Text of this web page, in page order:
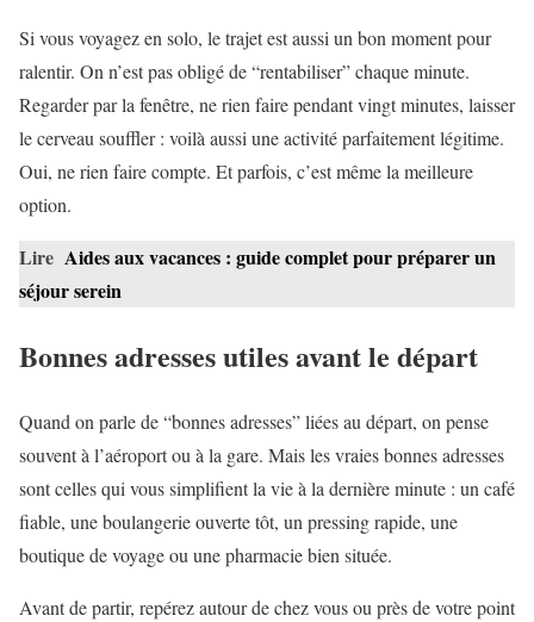
Si vous voyagez en solo, le trajet est aussi un bon moment pour
ralentir. On n’est pas obligé de “rentabiliser” chaque minute.
Regarder par la fenêtre, ne rien faire pendant vingt minutes, laisser
le cerveau souffler : voilà aussi une activité parfaitement légitime.
Oui, ne rien faire compte. Et parfois, c’est même la meilleure
option.
Lire Aides aux vacances : guide complet pour préparer un
séjour serein
Bonnes adresses utiles avant le départ
Quand on parle de “bonnes adresses” liées au départ, on pense
souvent à l’aéroport ou à la gare. Mais les vraies bonnes adresses
sont celles qui vous simplifient la vie à la dernière minute : un café
fiable, une boulangerie ouverte tôt, un pressing rapide, une
boutique de voyage ou une pharmacie bien située.
Avant de partir, repérez autour de chez vous ou près de votre point